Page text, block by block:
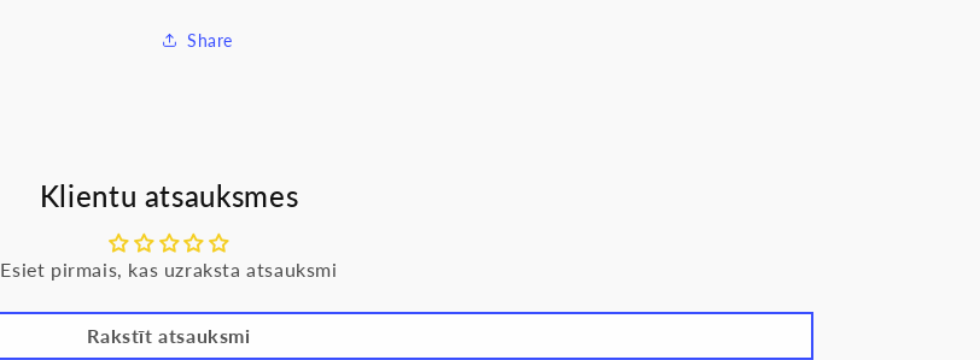
Share
Klientu atsauksmes
Esiet pirmais, kas uzraksta atsauksmi
Rakstīt atsauksmi